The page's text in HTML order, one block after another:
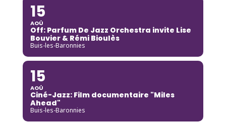
15
AOÛ
Off: Parfum De Jazz Orchestra invite Lise
Bouvier & Rémi Bioulès
Buis-les-Baronnies
15
AOÛ
Ciné-Jazz: Film documentaire "Miles
Ahead"
Buis-les-Baronnies